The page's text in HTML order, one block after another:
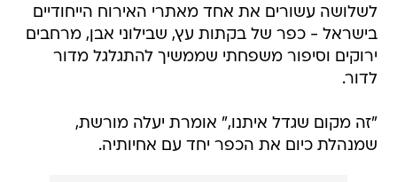
לשלושה עשורים את אחד מאתרי האירוח הייחודיים
בישראל - כפר של בקתות עץ, שבילוני אבן, מרחבים
ירוקים וסיפור משפחתי שממשיך להתגלגל מדור
לדור.
"זה מקום שגדל איתנו," אומרת יעלה מורשת,
שמנהלת כיום את הכפר יחד עם אחיותיה.